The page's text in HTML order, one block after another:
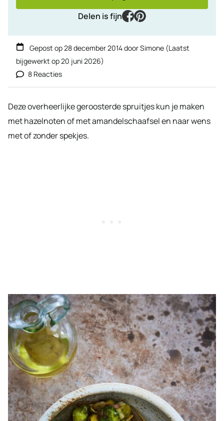
Delen is fijn
facebook
pinterest
Gepost op28 december 2014doorSimone (Laatst
bijgewerkt op20 juni 2026)
8 Reacties
Deze overheerlijke geroosterde spruitjes kun je maken
met hazelnoten of met amandelschaafsel en naar wens
met of zonder spekjes.